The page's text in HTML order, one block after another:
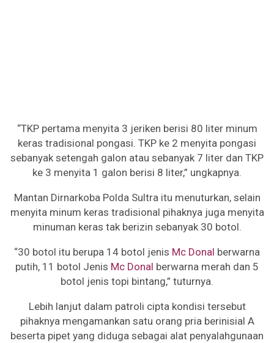
“TKP pertama menyita 3 jeriken berisi 80 liter minum
keras tradisional pongasi. TKP ke 2 menyita pongasi
sebanyak setengah galon atau sebanyak 7 liter dan TKP
ke 3 menyita 1 galon berisi 8 liter,” ungkapnya.
Mantan Dirnarkoba Polda Sultra itu menuturkan, selain
menyita minum keras tradisional pihaknya juga menyita
minuman keras tak berizin sebanyak 30 botol.
“30 botol itu berupa 14 botol jenis Mc Donal berwarna
putih, 11 botol Jenis Mc Donal berwarna merah dan 5
botol jenis topi bintang,” tuturnya.
Lebih lanjut dalam patroli cipta kondisi tersebut
pihaknya mengamankan satu orang pria berinisial A
beserta pipet yang diduga sebagai alat penyalahgunaan